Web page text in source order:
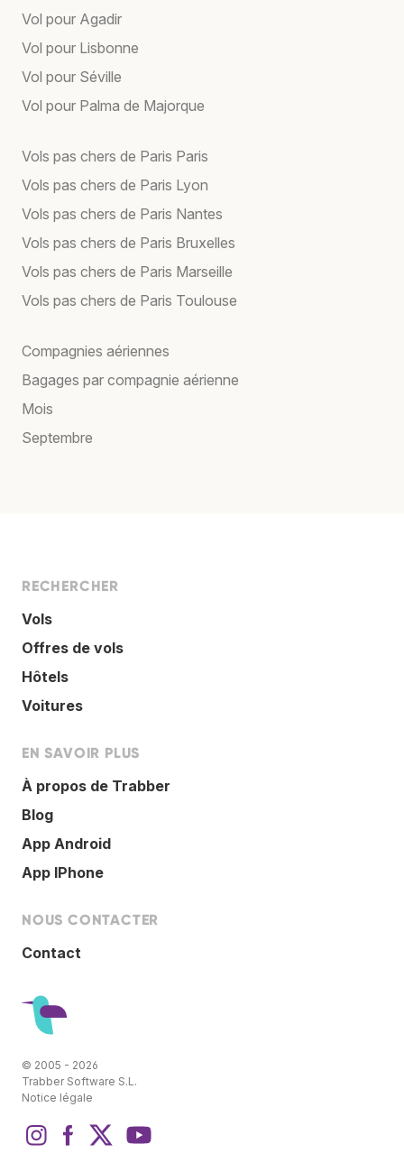
Vol pour Agadir
Vol pour Lisbonne
Vol pour Séville
Vol pour Palma de Majorque
Vols pas chers de Paris Paris
Vols pas chers de Paris Lyon
Vols pas chers de Paris Nantes
Vols pas chers de Paris Bruxelles
Vols pas chers de Paris Marseille
Vols pas chers de Paris Toulouse
Compagnies aériennes
Bagages par compagnie aérienne
Mois
Septembre
RECHERCHER
Vols
Offres de vols
Hôtels
Voitures
EN SAVOIR PLUS
À propos de Trabber
Blog
App Android
App IPhone
NOUS CONTACTER
Contact
© 2005 - 2026
Trabber Software S.L.
Notice légale